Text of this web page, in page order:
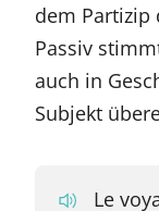
dem Partizip
Passiv
auch in
Subjekt
Le